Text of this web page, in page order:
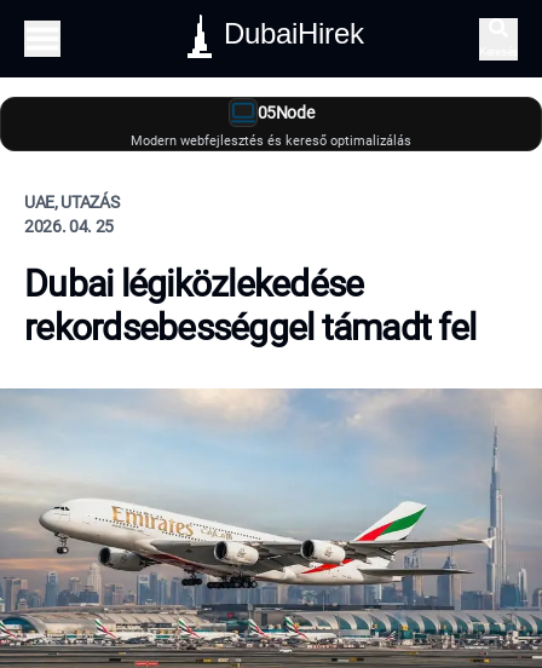
DubaiHirek
05Node
Modern webfejlesztés és kereső optimalizálás
UAE, UTAZÁS
2026. 04. 25
Dubai légiközlekedése
rekordsebességgel támadt fel